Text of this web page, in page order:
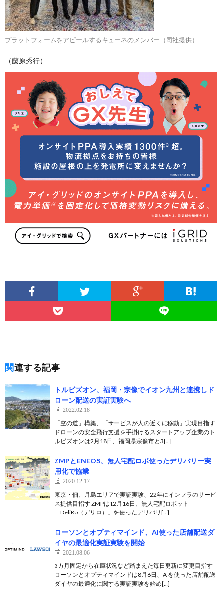
プラットフォームをアピールするキューネのメンバー（同社提供）
（藤原秀行）
関連する記事
トルビズオン、福岡・宗像でイオン九州と連携しド
ローン配送の実証実験へ
2022.02.18
「空の道」構築、「サービスが人の近くに移動」実現目指す
ドローンの安全飛行支援を手掛けるスタートアップ企業のト
ルビズオンは2月18日、福岡県宗像市と3[…]
ZMPとENEOS、無人宅配ロボ使ったデリバリー実
用化で協業
2020.12.17
東京・佃、月島エリアで実証実験、22年にインフラのサービ
ス提供目指す ZMPは12月16日、無人宅配ロボット
「DeliRo（デリロ）」を使ったデリバリ[…]
ローソンとオプティマインド、AI使った店舗配送ダ
イヤの最適化実証実験を開始
2021.08.06
3カ月固定から在庫状況など踏まえた毎日更新に変更目指す
ローソンとオプティマインドは8月6日、AIを使った店舗配送
ダイヤの最適化に関する実証実験を始め[…]